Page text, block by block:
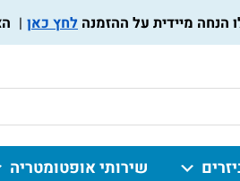
לחץ כאן
שירותי אופטומטריה